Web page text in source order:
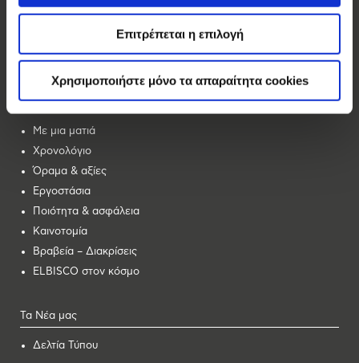
Επιτρέπεται η επιλογή
Χρησιμοποιήστε μόνο τα απαραίτητα cookies
Αλλατίνη
Forma
Ας Γνωριστούμε
Με μια ματιά
Χρονολόγιο
Όραμα & αξίες
Εργοστάσια
Ποιότητα & ασφάλεια
Καινοτομία
Βραβεία – Διακρίσεις
ELBISCO στον κόσμο
Τα Νέα μας
Δελτία Τύπου